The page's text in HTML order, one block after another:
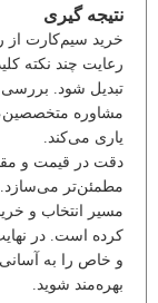
نتیجه گیری
خرید سیم‌کارت از
رعایت چند نکته
تبدیل شود.
مشاوره
یاری می‌کند.
دقت در قیمت و
مطمئن‌تر می‌سازد.
مسیر انتخاب و
کرده است. در
و خاص را به آسانی
بهره‌مند شوید.